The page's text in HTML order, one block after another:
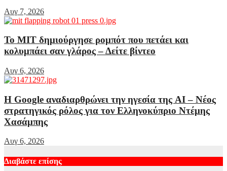
Αυγ 7, 2026
Το MIT δημιούργησε ρομπότ που πετάει και
κολυμπάει σαν γλάρος – Δείτε βίντεο
Αυγ 6, 2026
Η Google αναδιαρθρώνει την ηγεσία της AI – Νέος
στρατηγικός ρόλος για τον Ελληνοκύπριο Ντέμης
Χασάμπης
Αυγ 6, 2026
Διαβάστε επίσης